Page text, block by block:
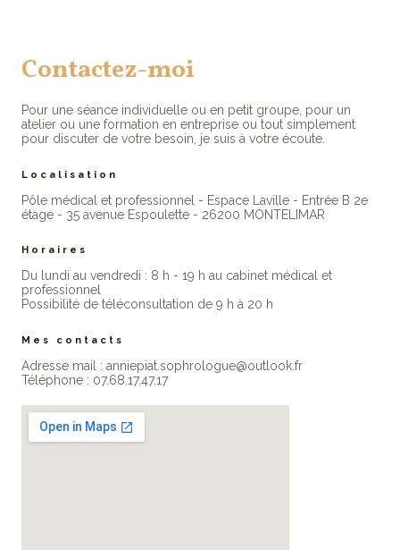
Contactez-moi
Pour une séance individuelle ou en petit groupe, pour un
atelier ou une formation en entreprise ou tout simplement
pour discuter de votre besoin, je suis à votre écoute.
Localisation
Pôle médical et professionnel - Espace Laville - Entrée B 2e
étage - 35 avenue Espoulette - 26200 MONTELIMAR
Horaires
Du lundi au vendredi : 8 h - 19 h au cabinet médical et
professionne​l
Possibilité de téléconsultation de 9 h à 20 h
Mes contacts
Adresse mail : anniepiat.sophrologue@outlook.fr
Téléphone : 07.68.17.47.17